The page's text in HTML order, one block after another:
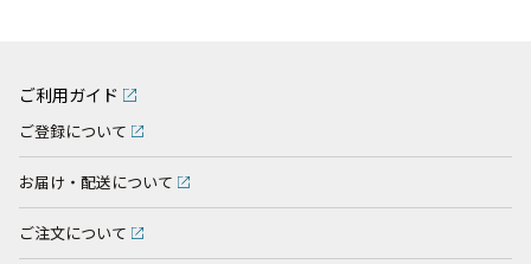
ご利用ガイド
ご登録について
お届け・配送について
ご注文について